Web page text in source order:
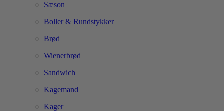
Sæson
Boller & Rundstykker
Brød
Wienerbrød
Sandwich
Kagemand
Kager